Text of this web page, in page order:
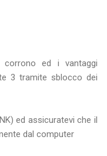
ed i vantaggi
3 tramite sblocco dei
ed assicuratevi che il
dal computer